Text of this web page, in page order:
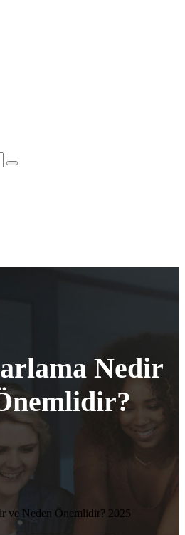
Nedir
ve Neden Önemlidir? 2025